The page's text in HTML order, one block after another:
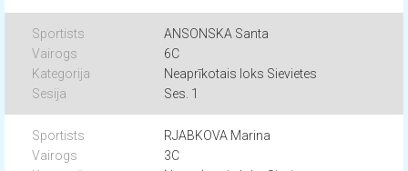
ANSONSKA Santa
6C
Neaprīkotais loks Sievietes
Ses. 1
RJABKOVA Marina
3C